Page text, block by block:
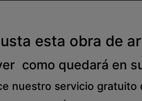
esta obra de
como quedará en
nuestro servicio gratuito